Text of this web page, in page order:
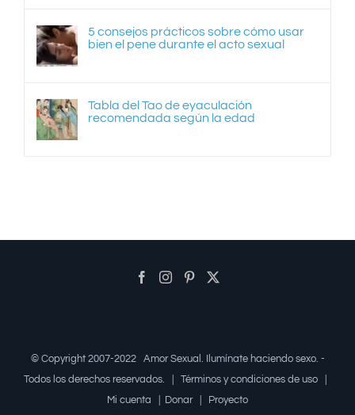
5 consejos prácticos sobre cómo usar
bien el pene durante el acto sexual
Tabla del Tao de eyaculación
recomendada según la edad
© Copyright 2007-2022 Amor Sexual . Ilumínate haciendo sexo. -
Todos los derechos reservados. | Términos y condiciones de uso
Mi cuenta
Donar| Proyecto